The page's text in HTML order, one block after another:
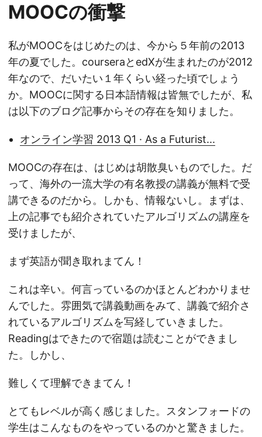
MOOCの衝撃
私がMOOCをはじめたのは、今から５年前の2013
年の夏でした。courseraとedXが生まれたのが2012
年なので、だいたい１年くらい経った頃でしょう
か。MOOCに関する日本語情報は皆無でしたが、私
は以下のブログ記事からその存在を知りました。
オンライン学習 2013 Q1 · As a Futurist...
MOOCの存在は、はじめは胡散臭いものでした。だ
って、海外の一流大学の有名教授の講義が無料で受
講できるのだから。しかも、情報ないし。まずは、
上の記事でも紹介されていたアルゴリズムの講座を
受けましたが、
まず英語が聞き取れまてん！
これは辛い。何言っているのかほとんどわかりませ
んでした。雰囲気で講義動画をみて、講義で紹介さ
れているアルゴリズムを写経していきました。
Readingはできたので宿題は読むことができまし
た。しかし、
難しくて理解できまてん！
とてもレベルが高く感じました。スタンフォードの
学生はこんなものをやっているのかと驚きました。